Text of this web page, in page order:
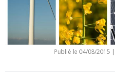
Publié le 04/08/2015